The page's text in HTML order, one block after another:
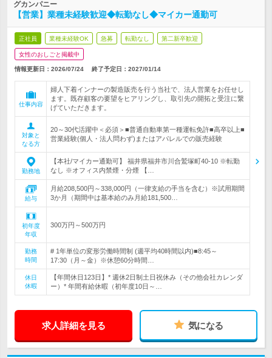
グカンパニー
【営業】業種未経験歓迎◆転勤なし◆マイカー通勤可
正社員 業種未経験OK 急募 転勤なし 第二新卒歓迎
女性のおしごと掲載中
情報更新日：2026/07/24 終了予定日： 2027/01/14
仕事内容
婦人下着インナーの製造販売を行う当社で、法人営業をお任せし
ます。既存顧客の要望をヒアリングし、取引先の開拓と受注に繋
げていただきます。
対象と
なる方
20～30代活躍中＜必須＞■普通自動車第一種運転免許■高卒以上■
営業経験(個人・法人問わず)またはアパレルでの販売経験
勤務地
【本社/マイカー通勤可】 福井県福井市川合鷲塚町40-10 ※転勤
なし ※オフィス内禁煙・分煙 【…
給与
月給208,500円～338,000円（一律支給の手当を含む）※試用期間
3か月（期間中は基本給のみ月給181,500…
初年度
年収
300万円～500万円
勤務
時間
# 1年単位の変形労働時間制 (週平均40時間以内)■8:45～
17:30（月～金）※休憩60分時間…
休日
休暇
【年間休日123日】* 週休2日制土日祝休み（その他会社カレンダ
ー）* 年間有給休暇（初年度10日～…
求人詳細を見る 気になる